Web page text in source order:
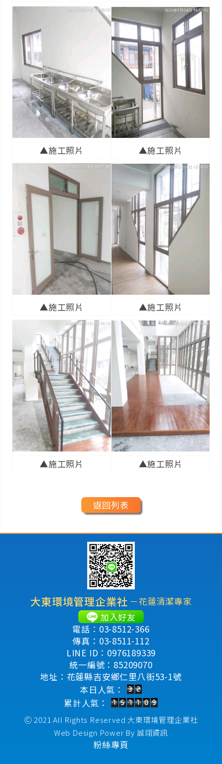
▲施工照片 ▲施工照片
▲施工照片 ▲施工照片
▲施工照片 ▲施工照片
返回列表
大東環境管理企業社 －花蓮清潔專家
加入好友
電話：03-8512-366
傳真：03-8511-112
LINE ID：0976189339
統一編號：85209070
地址：花蓮縣吉安鄉仁里八街53-1號
本日人氣：
累計人氣：
Ⓒ 2021 All Rights Reserved 大東環境管理企業社
Web Design Power By 誠翊資訊
粉絲專頁